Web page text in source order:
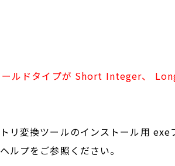
ルドタイプが Short Integer、
変換ツールのインストール用
ルプをご参照ください。